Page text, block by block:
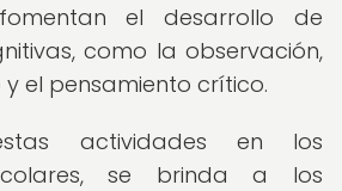
el desarrollo de
como la observación,
el pensamiento crítico.
actividades en los
se brinda a los